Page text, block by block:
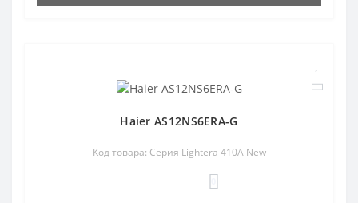
Haier AS12NS6ERA-G
Код товара: Серия Lightera 410A New